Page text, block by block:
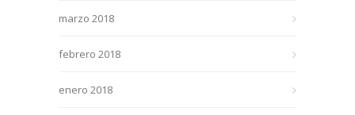
marzo 2018
febrero 2018
enero 2018